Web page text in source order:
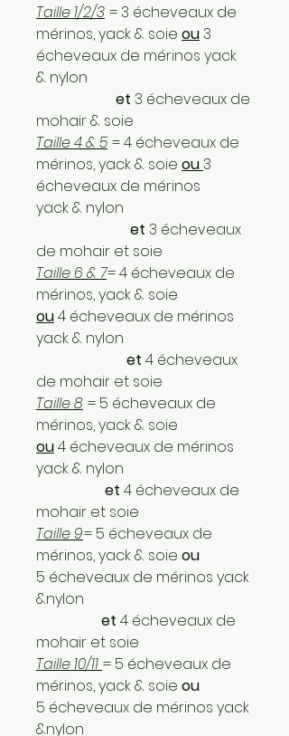
Taille 1/2/3 = 3 écheveaux de
mérinos, yack & soie ou3
écheveaux de mérinos yack
& nylon
et 3 écheveaux de
mohair & soie
Taille 4 & 5 = 4 écheveaux de
mérinos, yack & soie ou3
écheveaux de mérinos
yack & nylon
et 3 écheveaux
de mohair et soie
Taille 6 & 7= 4 écheveaux de
mérinos, yack & soie
ou4 écheveaux de mérinos
yack & nylon
et 4 écheveaux
de mohair et soie
Taille 8 = 5 écheveaux de
mérinos, yack & soie
ou4 écheveaux de mérinos
yack & nylon
et 4 écheveaux de
mohair et soie
Taille 9= 5 écheveaux de
mérinos, yack & soie ou
5 écheveaux de mérinos yack
&nylon
et 4 écheveaux de
mohair et soie
Taille 10/11 = 5 écheveaux de
mérinos, yack & soie ou
5 écheveaux de mérinos yack
&nylon